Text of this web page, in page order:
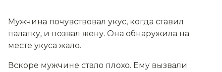
Мужчина почувствовал укус, когда ставил
палатку, и позвал жену. Она обнаружила на
месте укуса жало.
Вскоре мужчине стало плохо. Ему вызвали